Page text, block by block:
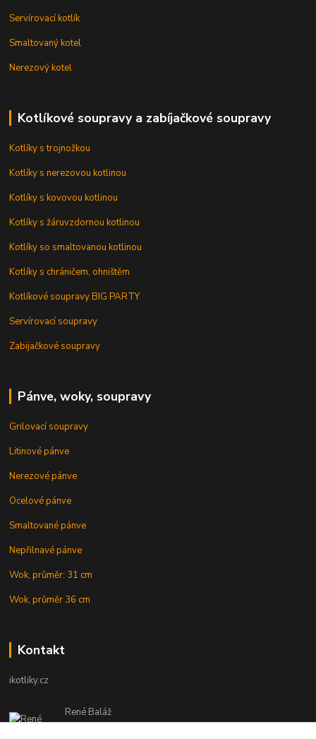
Servírovací kotlík
Smaltovaný kotel
Nerezový kotel
Kotlíkové soupravy a zabíjačkové soupravy
Kotlíky s trojnožkou
Kotlíky s nerezovou kotlinou
Kotlíky s kovovou kotlinou
Kotlíky s žáruvzdornou kotlinou
Kotlíky so smaltovanou kotlinou
Kotlíky s chráničem, ohništěm
Kotlíkové soupravy BIG PARTY
Servírovací soupravy
Zabijačkové soupravy
Pánve, woky, soupravy
Grilovací soupravy
Litinové pánve
Nerezové pánve
Ocelové pánve
Smaltované pánve
Nepřilnavé pánve
Wok, průměr: 31 cm
Wok, průměr 36 cm
Kontakt
ikotliky.cz
René Baláž
Eshop: +421 902 212 007